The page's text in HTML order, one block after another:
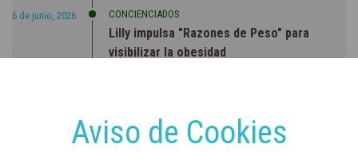
6 de junio, 2026 CONCIENCIADOS
Lilly impulsa "Razones de Peso" para
visibilizar la obesidad
Real Academia Nacional de Farmacia: un
laboratorio de ideas que se ha adaptado a
Aviso de Cookies